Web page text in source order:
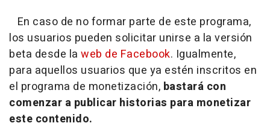
En caso de no formar parte de este programa,
los usuarios pueden solicitar unirse a la versión
beta desde la web de Facebook. Igualmente,
para aquellos usuarios que ya estén inscritos en
el programa de monetización, bastará con
comenzar a publicar historias para monetizar
este contenido.